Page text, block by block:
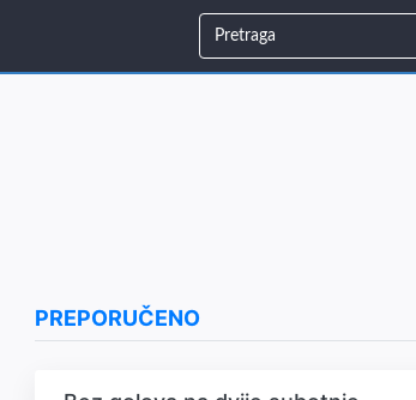
PREPORUČENO